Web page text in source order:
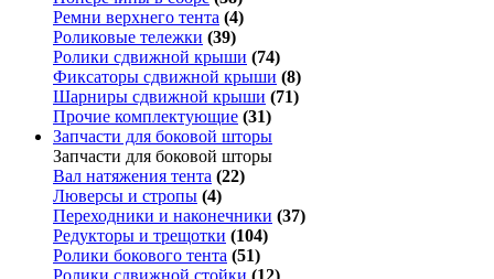
Ремни верхнего тента (4)
Роликовые тележки (39)
Ролики сдвижной крыши (74)
Фиксаторы сдвижной крыши (8)
Шарниры сдвижной крыши (71)
Прочие комплектующие (31)
Запчасти для боковой шторы
Запчасти для боковой шторы
Вал натяжения тента (22)
Люверсы и стропы (4)
Переходники и наконечники (37)
Редукторы и трещотки (104)
Ролики бокового тента (51)
Ролики сдвижной стойки (12)